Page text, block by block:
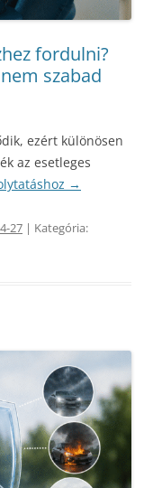
fordulni?
szabad
ezért különösen
az esetleges
→
27 | Kategória: